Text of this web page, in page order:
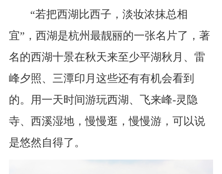
“若把西湖比西子，淡妆浓抹总相
宜”，西湖是杭州最靓丽的一张名片了，著
名的西湖十景在秋天来至少平湖秋月、雷
峰夕照、三潭印月这些还有有机会看到
的。用一天时间游玩西湖、飞来峰-灵隐
寺、西溪湿地，慢慢逛，慢慢游，可以说
是悠然自得了。